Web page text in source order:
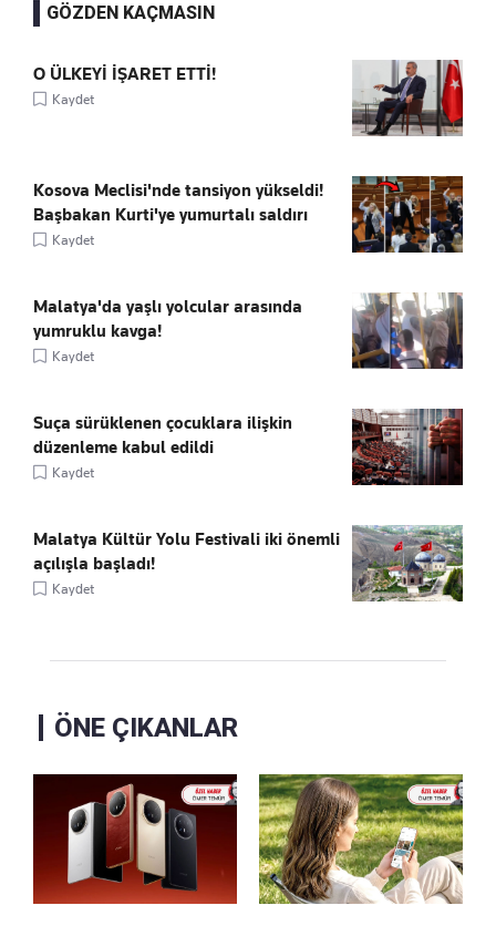
GÖZDEN KAÇMASIN
O ÜLKEYİ İŞARET ETTİ!
Kaydet
Kosova Meclisi'nde tansiyon yükseldi!
Başbakan Kurti'ye yumurtalı saldırı
Kaydet
Malatya'da yaşlı yolcular arasında
yumruklu kavga!
Kaydet
Suça sürüklenen çocuklara ilişkin
düzenleme kabul edildi
Kaydet
Malatya Kültür Yolu Festivali iki önemli
açılışla başladı!
Kaydet
ÖNE ÇIKANLAR